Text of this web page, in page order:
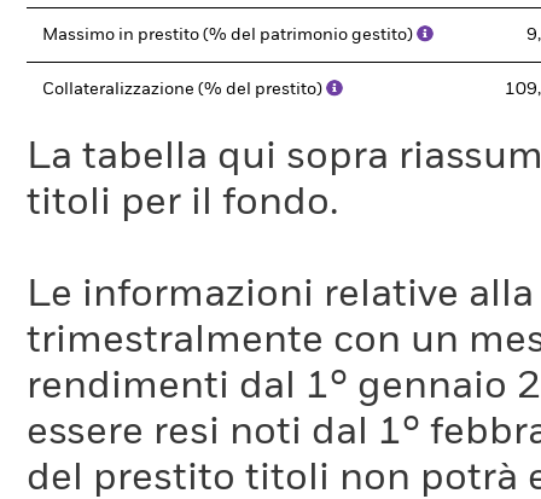
Massimo in prestito (% del patrimonio gestito)
Collateralizzazione (% del prestito)
La tabella qui sopra
titoli per il fondo.
Le informazioni relative
trimestralmente con un
rendimenti dal 1° gennaio
essere resi noti dal 1°
del prestito titoli non potrà